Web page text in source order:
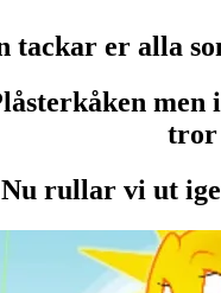
tackar er alla
tror
Nu rullar vi ut